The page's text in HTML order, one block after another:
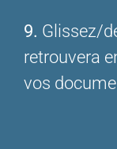
9. Glissez/
retrouvera
vos